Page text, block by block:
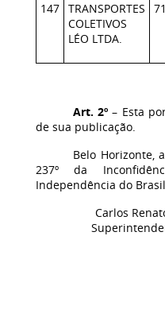
147 TRANSPORTES
COLETIVOS
LÉO LTDA.
Art. 2º – Esta
de sua publicação.
Belo Horizonte,
237º da
Independência do
Carlos